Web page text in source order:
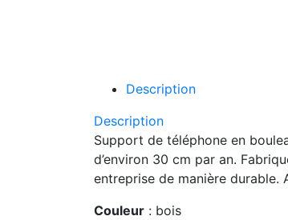
Description
Description
Support de téléphone en
d’environ 30 cm par an.
entreprise de manière durable.
Couleur : bois